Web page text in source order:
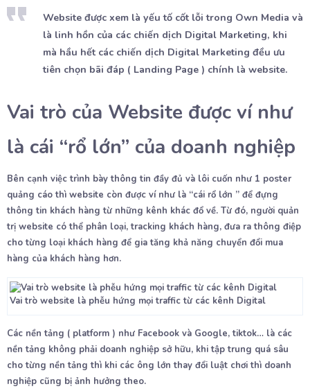
Website được xem là yếu tố cốt lỗi trong Own Media và
là linh hồn của các chiến dịch Digital Marketing, khi
mà hầu hết các chiến dịch Digital Marketing đều ưu
tiên chọn bãi đáp ( Landing Page ) chính là website.
Vai trò của Website được ví như
là cái “rổ lớn” của doanh nghiệp
Bên cạnh việc trình bày thông tin đầy đủ và lôi cuốn như 1 poster
quảng cáo thì website còn được ví như là “cái rổ lớn ” để đựng
thông tin khách hàng từ những kênh khác đổ về. Từ đó, người quản
trị website có thể phân loại, tracking khách hàng, đưa ra thông điệp
cho từng loại khách hàng để gia tăng khả năng chuyển đổi mua
hàng của khách hàng hơn.
Vai trò website là phễu hứng mọi traffic từ các kênh Digital
Các nền tảng ( platform ) như Facebook và Google, tiktok… là các
nền tảng không phải doanh nghiệp sở hữu, khi tập trung quá sâu
cho từng nền tảng thì khi các ông lớn thay đổi luật chơi thì doanh
nghiệp cũng bị ảnh hưởng theo.